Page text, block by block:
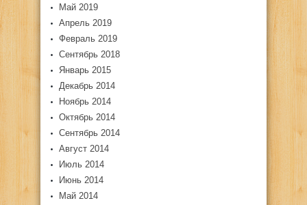
Май 2019
Апрель 2019
Февраль 2019
Сентябрь 2018
Январь 2015
Декабрь 2014
Ноябрь 2014
Октябрь 2014
Сентябрь 2014
Август 2014
Июль 2014
Июнь 2014
Май 2014